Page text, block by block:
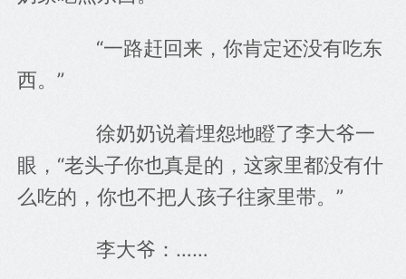
“一路赶回来，你肯定还没有吃东
西。”
徐奶奶说着埋怨地瞪了李大爷一
眼，“老头子你也真是的，这家里都没有什
么吃的，你也不把人孩子往家里带。”
李大爷：……